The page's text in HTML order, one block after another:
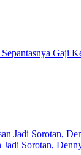
Gaji
Sorotan,